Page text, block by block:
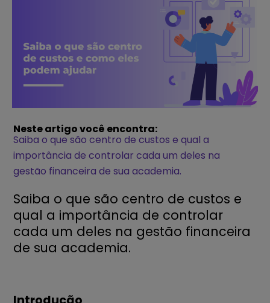
Neste artigo você encontra:
Saiba o que são centro de custos e qual a
importância de controlar cada um deles na
gestão financeira de sua academia.
Saiba o que são centro de custos e
qual a importância de controlar
cada um deles na gestão financeira
de sua academia.